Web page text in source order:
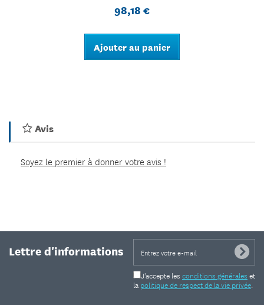
98,18 €
Ajouter au panier
Avis
Soyez le premier à donner votre avis !
Lettre d'informations
J'accepte les conditions générales et
la politique de respect de la vie privée.